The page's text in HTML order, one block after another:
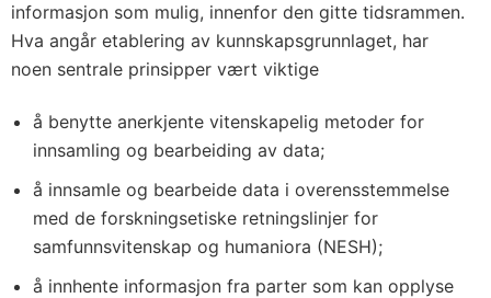
informasjon som mulig, innenfor den gitte tidsrammen.
Hva angår etablering av kunnskapsgrunnlaget, har
noen sentrale prinsipper vært viktige
å benytte anerkjente vitenskapelig metoder for
innsamling og bearbeiding av data;
å innsamle og bearbeide data i overensstemmelse
med de forskningsetiske retningslinjer for
samfunnsvitenskap og humaniora (NESH);
å innhente informasjon fra parter som kan opplyse